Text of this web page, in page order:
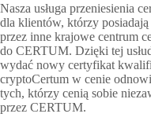
Nasza usługa przeniesienia
dla klientów, którzy
przez inne krajowe centrum
do CERTUM. Dzięki tej
wydać nowy certyfikat
cryptoCertum w cenie
tych, którzy cenią sobie
przez CERTUM.